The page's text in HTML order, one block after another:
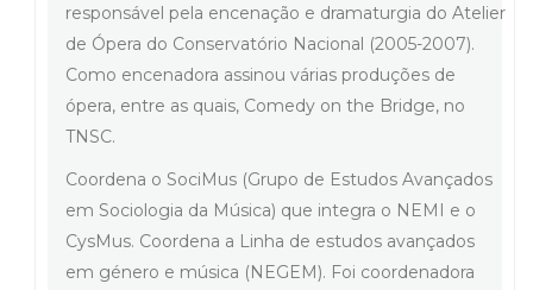
responsável pela encenação e dramaturgia do Atelier
de Ópera do Conservatório Nacional (2005-2007).
Como encenadora assinou várias produções de
ópera, entre as quais, Comedy on the Bridge, no
TNSC.
Coordena o SociMus (Grupo de Estudos Avançados
em Sociologia da Música) que integra o NEMI e o
CysMus. Coordena a Linha de estudos avançados
em género e música (NEGEM). Foi coordenadora